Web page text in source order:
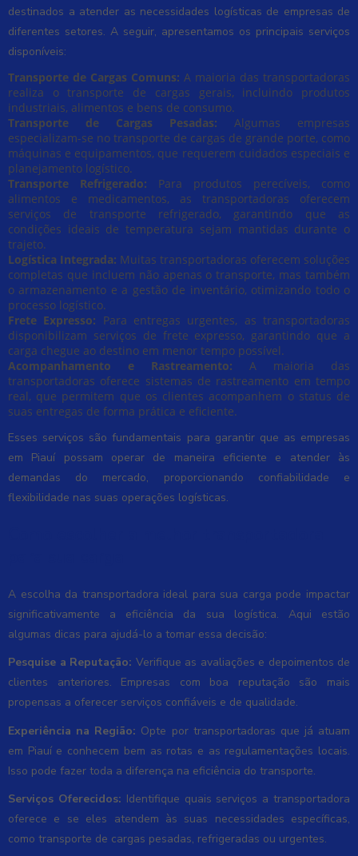
destinados a atender as necessidades logísticas de empresas de
diferentes setores. A seguir, apresentamos os principais serviços
disponíveis:
Transporte de Cargas Comuns: A maioria das transportadoras
realiza o transporte de cargas gerais, incluindo produtos
industriais, alimentos e bens de consumo.
Transporte de Cargas Pesadas: Algumas empresas
especializam-se no transporte de cargas de grande porte, como
máquinas e equipamentos, que requerem cuidados especiais e
planejamento logístico.
Transporte Refrigerado: Para produtos perecíveis, como
alimentos e medicamentos, as transportadoras oferecem
serviços de transporte refrigerado, garantindo que as
condições ideais de temperatura sejam mantidas durante o
trajeto.
Logística Integrada: Muitas transportadoras oferecem soluções
completas que incluem não apenas o transporte, mas também
o armazenamento e a gestão de inventário, otimizando todo o
processo logístico.
Frete Expresso: Para entregas urgentes, as transportadoras
disponibilizam serviços de frete expresso, garantindo que a
carga chegue ao destino em menor tempo possível.
Acompanhamento e Rastreamento: A maioria das
transportadoras oferece sistemas de rastreamento em tempo
real, que permitem que os clientes acompanhem o status de
suas entregas de forma prática e eficiente.
Esses serviços são fundamentais para garantir que as empresas
em Piauí possam operar de maneira eficiente e atender às
demandas do mercado, proporcionando confiabilidade e
flexibilidade nas suas operações logísticas.
A escolha da transportadora ideal para sua carga pode impactar
significativamente a eficiência da sua logística. Aqui estão
algumas dicas para ajudá-lo a tomar essa decisão:
Pesquise a Reputação: Verifique as avaliações e depoimentos de
clientes anteriores. Empresas com boa reputação são mais
propensas a oferecer serviços confiáveis e de qualidade.
Experiência na Região: Opte por transportadoras que já atuam
em Piauí e conhecem bem as rotas e as regulamentações locais.
Isso pode fazer toda a diferença na eficiência do transporte.
Serviços Oferecidos: Identifique quais serviços a transportadora
oferece e se eles atendem às suas necessidades específicas,
como transporte de cargas pesadas, refrigeradas ou urgentes.